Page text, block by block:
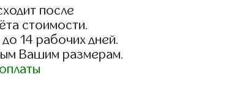
после
стоимости.
14 рабочих дней.
Вашим размерам.